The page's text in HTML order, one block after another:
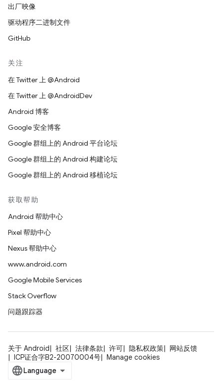
出厂映像
驱动程序二进制文件
GitHub
关注
在 Twitter 上 @Android
在 Twitter 上 @AndroidDev
Android 博客
Google 安全博客
Google 群组上的 Android 平台论坛
Google 群组上的 Android 构建论坛
Google 群组上的 Android 移植论坛
获取帮助
Android 帮助中心
Pixel 帮助中心
Nexus 帮助中心
www.android.com
Google Mobile Services
Stack Overflow
问题跟踪器
关于 Android 社区 法律条款 许可 隐私权政策
网站反馈
ICP证合字B2-20070004号
Manage cookies